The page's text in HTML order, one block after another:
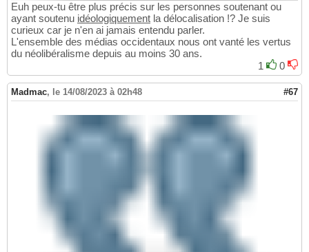
Euh peux-tu être plus précis sur les personnes soutenant ou
ayant soutenu idéologiquement la délocalisation !? Je suis
curieux car je n'en ai jamais entendu parler.
L'ensemble des médias occidentaux nous ont vanté les vertus
du néolibéralisme depuis au moins 30 ans.
1
0
Madmac, le 14/08/2023 à 02h48 #67